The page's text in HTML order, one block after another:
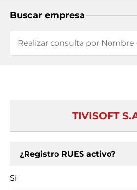
Buscar empresa
TIVISOFT
¿Registro RUES activo?
Si